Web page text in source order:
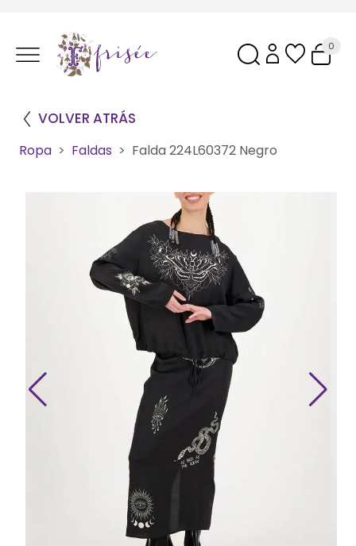
0
VOLVER ATRÁS
Ropa Faldas Falda 224L60372 Negro